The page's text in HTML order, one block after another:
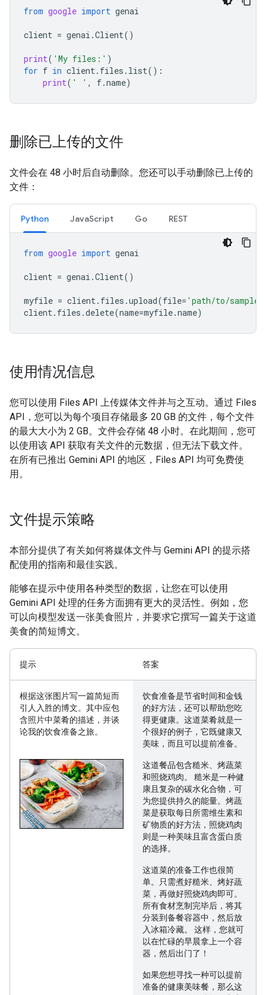
from google import genai
client = genai .Client()
print( 'My files:' )
for f in client. files . list():
print( ' ' , f.name)
删除已上传的文件
文件会在 48 小时后自动删除。您还可以手动删除已上传的
文件：
Python JavaScript Go REST
from google import genai
client = genai .Client()
myfile = client. files .upload(file= 'path/to/
client. files .delete(name=myfile.name)
使用情况信息
您可以使用 Files API 上传媒体文件并与之互动。通过 Files
API，您可以为每个项目存储最多 20 GB 的文件，每个文件
的最大大小为 2 GB。文件会存储 48 小时。在此期间，您可
以使用该 API 获取有关文件的元数据，但无法下载文件。
在所有已推出 Gemini API 的地区，Files API 均可免费使
用。
文件提示策略
本部分提供了有关如何将媒体文件与 Gemini API 的提示搭
配使用的指南和最佳实践。
能够在提示中使用各种类型的数据，让您在可以使用
Gemini API 处理的任务方面拥有更大的灵活性。例如，您
可以向模型发送一张美食照片，并要求它撰写一篇关于这道
美食的简短博文。
提示 答案
根据这张图片写一篇简短而
引人入胜的博文。其中应包
含照片中菜肴的描述，并谈
论我的饮食准备之旅。
饮食准备是节省时间和金钱
的好方法，还可以帮助您吃
得更健康。这道菜肴就是一
个很好的例子，它既健康又
美味，而且可以提前准备。
这道餐品包含糙米、烤蔬菜
和照烧鸡肉。 糙米是一种健
康且复杂的碳水化合物，可
为您提供持久的能量。烤蔬
菜是获取每日所需维生素和
矿物质的好方法，照烧鸡肉
则是一种美味且富含蛋白质
的选择。
这道菜的准备工作也很简
单。只需煮好糙米、烤好蔬
菜，再做好照烧鸡肉即可。
所有食材烹制完毕后，将其
分装到备餐容器中，然后放
入冰箱冷藏。 这样，您就可
以在忙碌的早晨拿上一个容
器，然后出门了！
如果您想寻找一种可以提前
准备的健康美味餐，那么这